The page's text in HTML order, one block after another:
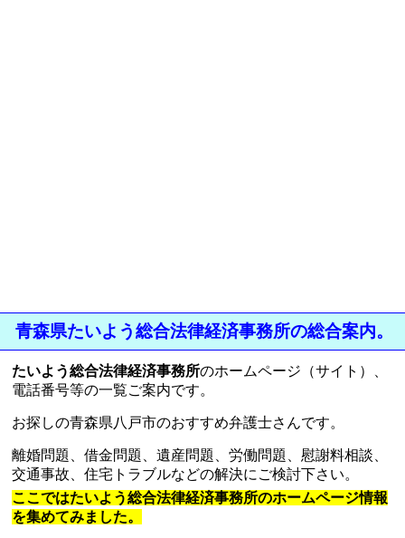
青森県たいよう総合法律経済事務所の総合案内。
たいよう総合法律経済事務所のホームページ（サイト）、
電話番号等の一覧ご案内です。
お探しの青森県八戸市のおすすめ弁護士さんです。
離婚問題、借金問題、遺産問題、労働問題、慰謝料相談、
交通事故、住宅トラブルなどの解決にご検討下さい。
ここではたいよう総合法律経済事務所のホームページ情報
を集めてみました。